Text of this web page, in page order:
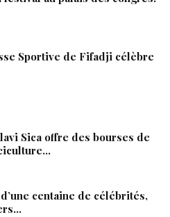
Sportive de Fifadji célèbre
Sica offre des bourses de
centaine de célébrités,